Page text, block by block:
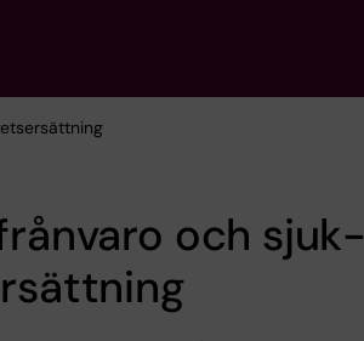
och sjuk-